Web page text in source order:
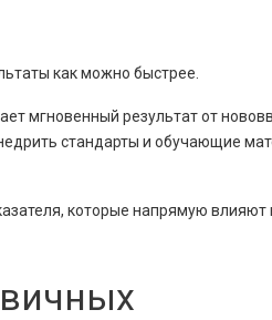
как можно быстрее.
мгновенный результат от
стандарты и обучающие
которые напрямую влияют